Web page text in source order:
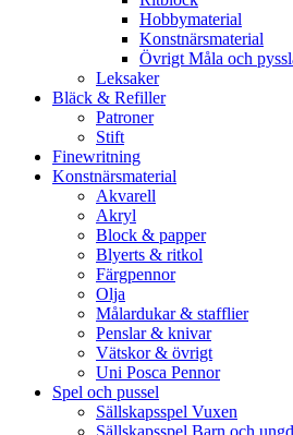
Hobbymaterial
Konstnärsmaterial
Övrigt Måla och
Leksaker
Bläck & Refiller
Patroner
Stift
Finewritning
Konstnärsmaterial
Akvarell
Akryl
Block & papper
Blyerts & ritkol
Färgpennor
Olja
Målardukar & stafflier
Penslar & knivar
Vätskor & övrigt
Uni Posca Pennor
Spel och pussel
Sällskapsspel Vuxen
Sällskapsspel Barn och